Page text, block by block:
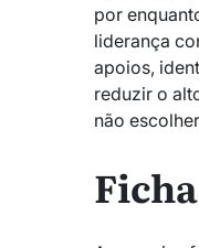
por
liderança
apoios,
reduzir o
não